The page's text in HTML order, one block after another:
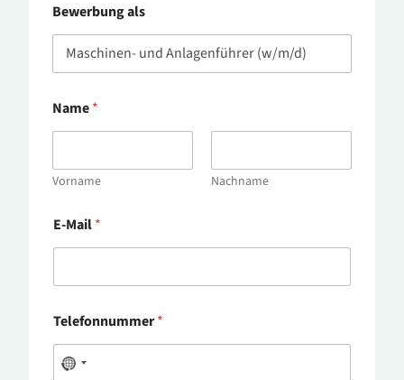
Bewerbung als
Name*
Vorname Nachname
E-Mail*
Telefonnummer*